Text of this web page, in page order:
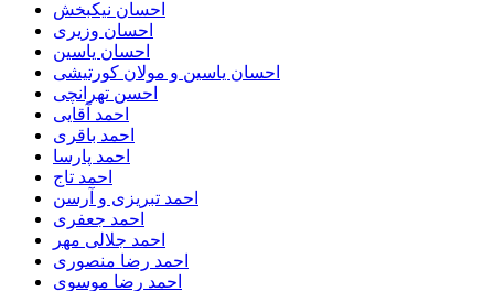
احسان نیکبخش
احسان وزیری
احسان یاسین
احسان یاسین و مولان کورتیشی
احسن تهرانچی
احمد آقایی
احمد باقری
احمد پارسا
احمد تاج
احمد تبریزی و آرسن
احمد جعفری
احمد جلالی مهر
احمد رضا منصوری
احمد رضا موسوی